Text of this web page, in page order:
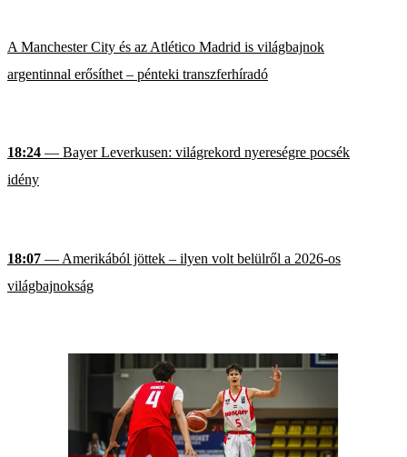
A Manchester City és az Atlético Madrid is világbajnok
argentinnal erősíthet – pénteki transzferhíradó
18:24 — Bayer Leverkusen: világrekord nyereségre pocsék
idény
18:07 — Amerikából jöttek – ilyen volt belülről a 2026-os
világbajnokság